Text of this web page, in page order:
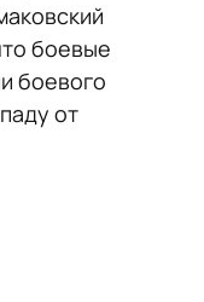
боевые
боевого
от